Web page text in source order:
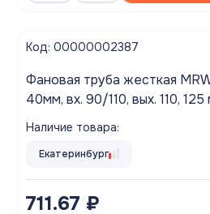
Код: 00000002387
Фановая труба жесткая
40мм, вх. 90/110, вых. 110,
Наличие товара:
Екатеринбург
711.67 ₽